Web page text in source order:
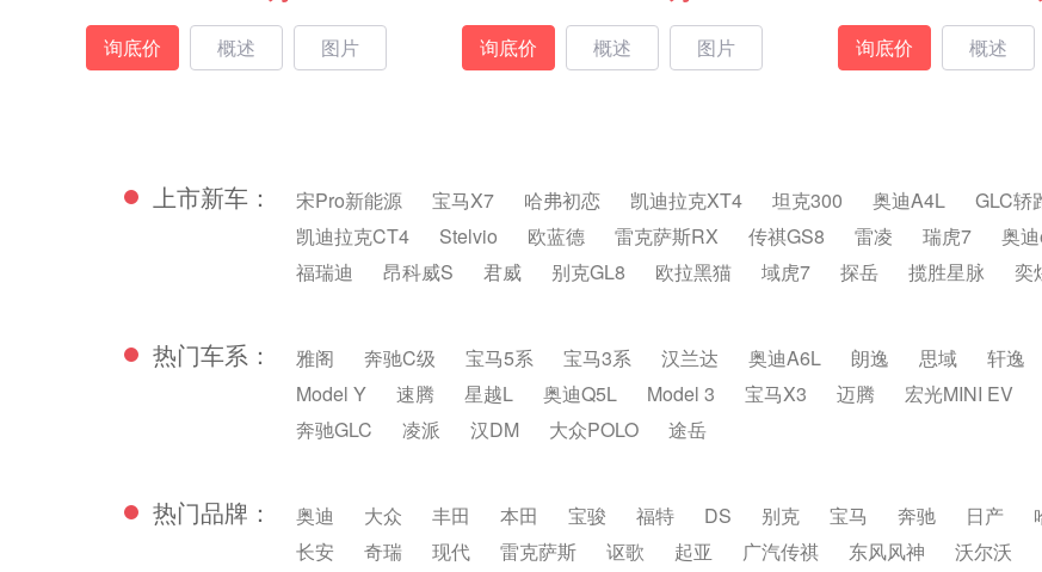
询底价 概述 图片 询底价 概述 图片 询底价 概述
上市新车： 宋Pro新能源 宝马X7 哈弗初恋 凯迪拉克XT4 坦克300 奥迪A4L GLC轿
凯迪拉克CT4
Stelvio 欧蓝德 雷克萨斯RX 传祺GS8 雷凌 瑞虎7 奥
福瑞迪
昂科威S 君威 别克GL8 欧拉黑猫 域虎7 探岳 揽胜星脉 奕
热门车系： 雅阁 奔驰C级 宝马5系 宝马3系 汉兰达 奥迪A6L 朗逸 思域 轩逸
Model Y
速腾 星越L 奥迪Q5L Model 3 宝马X3 迈腾 宏光MINI EV
奔驰GLC
凌派 汉DM 大众POLO 途岳
热门品牌： 奥迪 大众 丰田 本田 宝骏 福特 DS 别克 宝马 奔驰 日产
长安
奇瑞 现代 雷克萨斯 讴歌 起亚 广汽传祺 东风风神 沃尔沃